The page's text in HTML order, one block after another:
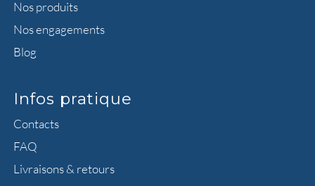
Nos produits
Nos engagements
Blog
Infos pratique
Contacts
FAQ
Livraisons & retours